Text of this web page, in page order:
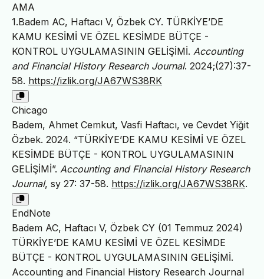
AMA
1.Badem AC, Haftacı V, Özbek CY. TÜRKİYE’DE
KAMU KESİMİ VE ÖZEL KESİMDE BÜTÇE -
KONTROL UYGULAMASININ GELİŞİMİ. Accounting
and Financial History Research Journal. 2024;(27):37-
58. https://izlik.org/JA67WS38RK
Chicago
Badem, Ahmet Cemkut, Vasfi Haftacı, ve Cevdet Yiğit
Özbek. 2024. “TÜRKİYE’DE KAMU KESİMİ VE ÖZEL
KESİMDE BÜTÇE - KONTROL UYGULAMASININ
GELİŞİMİ”. Accounting and Financial History Research
Journal, sy 27: 37-58. https://izlik.org/JA67WS38RK.
EndNote
Badem AC, Haftacı V, Özbek CY (01 Temmuz 2024)
TÜRKİYE’DE KAMU KESİMİ VE ÖZEL KESİMDE
BÜTÇE - KONTROL UYGULAMASININ GELİŞİMİ.
Accounting and Financial History Research Journal